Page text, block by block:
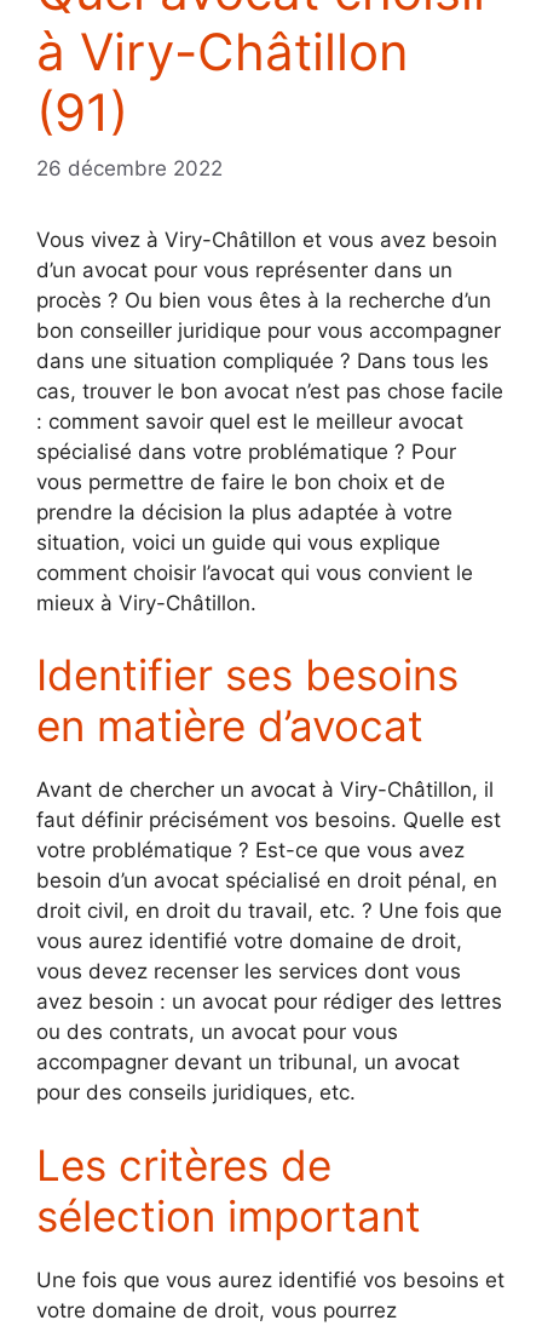
à Viry-Châtillon
(91)
26 décembre 2022
Vous vivez à Viry-Châtillon et vous avez besoin
d’un avocat pour vous représenter dans un
procès ? Ou bien vous êtes à la recherche d’un
bon conseiller juridique pour vous accompagner
dans une situation compliquée ? Dans tous les
cas, trouver le bon avocat n’est pas chose facile
: comment savoir quel est le meilleur avocat
spécialisé dans votre problématique ? Pour
vous permettre de faire le bon choix et de
prendre la décision la plus adaptée à votre
situation, voici un guide qui vous explique
comment choisir l’avocat qui vous convient le
mieux à Viry-Châtillon.
Identifier ses besoins
en matière d’avocat
Avant de chercher un avocat à Viry-Châtillon, il
faut définir précisément vos besoins. Quelle est
votre problématique ? Est-ce que vous avez
besoin d’un avocat spécialisé en droit pénal, en
droit civil, en droit du travail, etc. ? Une fois que
vous aurez identifié votre domaine de droit,
vous devez recenser les services dont vous
avez besoin : un avocat pour rédiger des lettres
ou des contrats, un avocat pour vous
accompagner devant un tribunal, un avocat
pour des conseils juridiques, etc.
Les critères de
sélection important
Une fois que vous aurez identifié vos besoins et
votre domaine de droit, vous pourrez